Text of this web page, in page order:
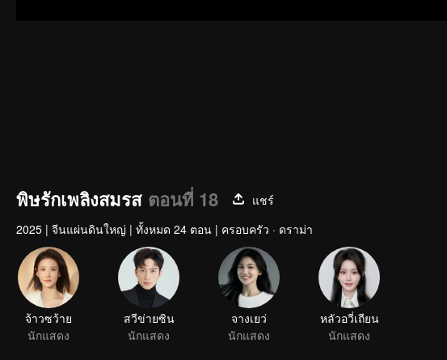
พิษรักเพลิงสมรส ตอนที่ 18
แชร์
2025 | จีนแผ่นดินใหญ่ | ทั้งหมด 24 ตอน | ครอบครัว · ดราม่า
จ้าวซว้าย
นักแสดง
สวีข่ายซิน
นักแสดง
จางเยว่
นักแสดง
หลัวอวี่เถียน
นักแสดง